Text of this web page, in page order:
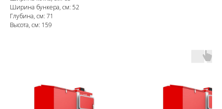
Ширина бункера, см: 52
Глубина, см: 71
Высота, см: 159